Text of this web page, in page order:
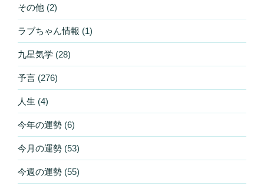
その他 (2)
ラブちゃん情報 (1)
九星気学 (28)
予言 (276)
人生 (4)
今年の運勢 (6)
今月の運勢 (53)
今週の運勢 (55)